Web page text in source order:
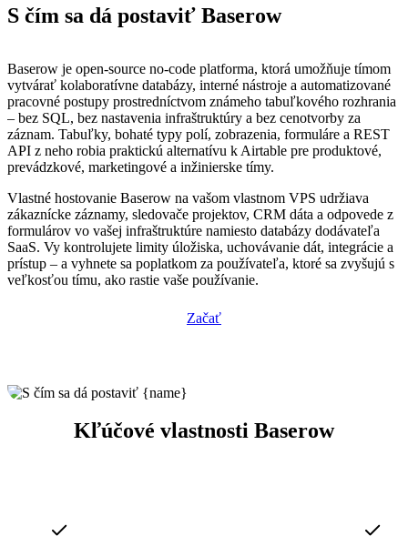
S čím sa dá postaviť Baserow
Baserow je open-source no-code platforma, ktorá umožňuje tímom
vytvárať kolaboratívne databázy, interné nástroje a automatizované
pracovné postupy prostredníctvom známeho tabuľkového rozhrania
– bez SQL, bez nastavenia infraštruktúry a bez cenotvorby za
záznam. Tabuľky, bohaté typy polí, zobrazenia, formuláre a REST
API z neho robia praktickú alternatívu k Airtable pre produktové,
prevádzkové, marketingové a inžinierske tímy.
Vlastné hostovanie Baserow na vašom vlastnom VPS udržiava
zákaznícke záznamy, sledovače projektov, CRM dáta a odpovede z
formulárov vo vašej infraštruktúre namiesto databázy dodávateľa
SaaS. Vy kontrolujete limity úložiska, uchovávanie dát, integrácie a
prístup – a vyhnete sa poplatkom za používateľa, ktoré sa zvyšujú s
veľkosťou tímu, ako rastie vaše používanie.
Začať
Kľúčové vlastnosti Baserow